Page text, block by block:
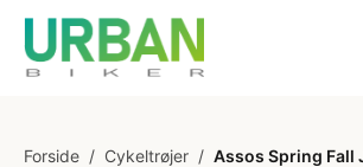
Forside / Cykeltrøjer / Assos Spring Fall